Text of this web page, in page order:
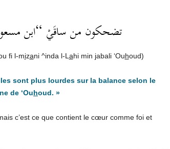
تضحكون من ساقَيْ “ابن
fi l-mizani ^inda l-L ahi min jabali ‘Ouhoud)
sont plus lourdes sur la balance selon le
de ‘Ouhoud. »
c’est ce que contient le cœur comme foi et